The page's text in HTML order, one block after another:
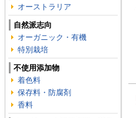
オーストラリア
自然派志向
オーガニック・有機
特別栽培
不使用添加物
着色料
保存料・防腐剤
香料